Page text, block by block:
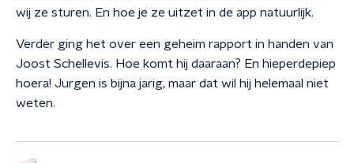
wij ze sturen. En hoe je ze uitzet in de app natuurlijk.
Verder ging het over een geheim rapport in handen van
Joost Schellevis. Hoe komt hij daaraan? En hieperdepiep
hoera! Jurgen is bijna jarig, maar dat wil hij helemaal niet
weten.